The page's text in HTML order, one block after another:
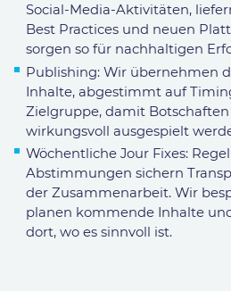
Social-Media-Aktivitäten,
Best Practices und neuen
sorgen so für nachhaltigen
Publishing: Wir übernehmen
Inhalte, abgestimmt auf
Zielgruppe, damit
wirkungsvoll ausgespielt
Wöchentliche Jour Fixes:
Abstimmungen sichern
der Zusammenarbeit. Wir
planen kommende Inhalte
dort, wo es sinnvoll ist.